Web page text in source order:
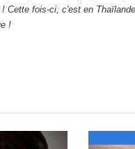
Cette fois-ci, c'est en
!